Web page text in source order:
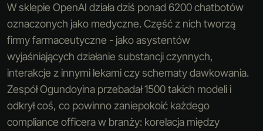
W sklepie OpenAI działa dziś ponad 6200 chatbotów
oznaczonych jako medyczne. Część z nich tworzą
firmy farmaceutyczne - jako asystentów
wyjaśniających działanie substancji czynnych,
interakcje z innymi lekami czy schematy dawkowania.
Zespół Ogundoyina przebadał 1500 takich modeli i
odkrył coś, co powinno zaniepokoić każdego
compliance officera w branży: korelacja między